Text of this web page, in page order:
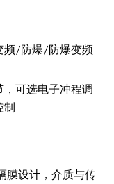
频/防爆/防爆变频
可选电子冲程调
膜设计，介质与传